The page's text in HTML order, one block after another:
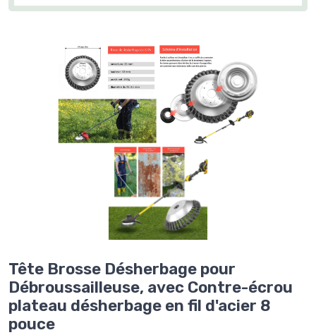
Tête Brosse Désherbage pour
Débroussailleuse, avec Contre-écrou
plateau désherbage en fil d'acier 8
pouce